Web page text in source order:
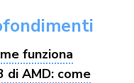
funziona
di AMD: come